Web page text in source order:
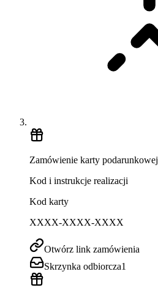
Zamówienie karty podarunkowej
Kod i instrukcje realizacji
Kod karty
XXXX-XXXX-XXXX
Otwórz link zamówienia
Skrzynka odbiorcza1